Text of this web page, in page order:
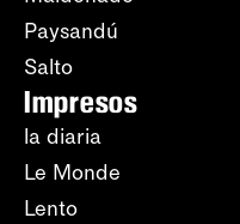
Paysandú
Salto
Impresos
la diaria
Le Monde
Lento